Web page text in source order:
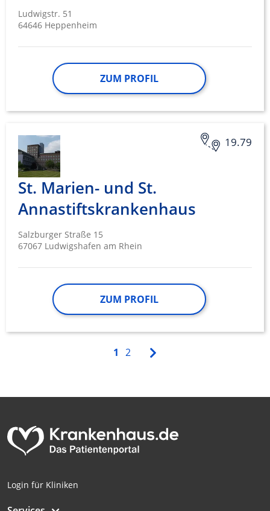
Ludwigstr. 51
64646 Heppenheim
ZUM PROFIL
19.79
St. Marien- und St.
Annastiftskrankenhaus
Salzburger Straße 15
67067 Ludwigshafen am Rhein
ZUM PROFIL
1 2
Login für Kliniken